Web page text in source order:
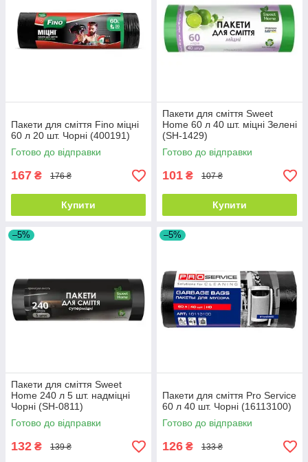
Пакети для сміття Fino міцні
60 л 20 шт. Чорні (400191)
Готово до відправки
167 ₴ 176 ₴
Купити
Пакети для сміття Sweet
Home 60 л 40 шт. міцні Зелені
(SH-1429)
Готово до відправки
101 ₴ 107 ₴
Купити
–5%
Пакети для сміття Sweet
Home 240 л 5 шт. надміцні
Чорні (SH-0811)
Готово до відправки
132 ₴ 139 ₴
–5%
Пакети для сміття Pro Service
60 л 40 шт. Чорні (16113100)
Готово до відправки
126 ₴ 133 ₴